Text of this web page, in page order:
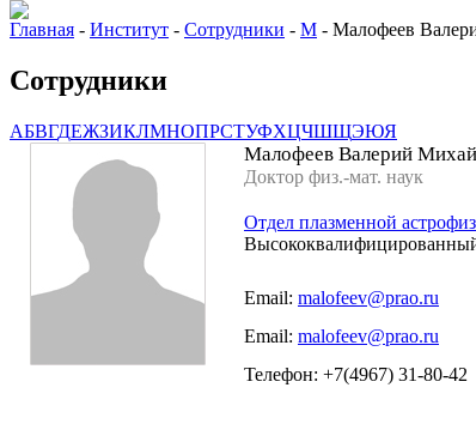
Главная - Институт - Сотрудники - М - Малофеев
Сотрудники
АБВГДЕЖЗИКЛМНОПРСТУФХЦЧШЩЭЮЯ
Малофеев Валерий
Доктор физ.-мат. наук
Отдел плазменной
Email: malofeev@prao.ru
Email: malofeev@prao.ru
Телефон: +7(4967) 31-80-42